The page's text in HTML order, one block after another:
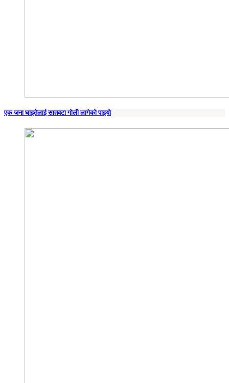
एक जना घाइतेलाई सातवटा गोली लागेको पाइयो